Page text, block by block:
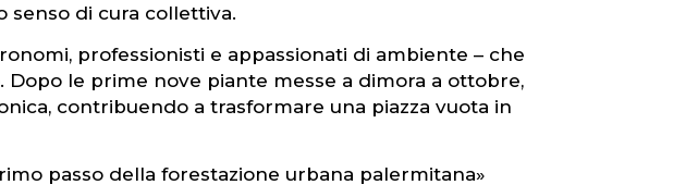
senso di cura collettiva.
professionisti e appassionati di ambiente – che
le prime nove piante messe a dimora a ottobre,
contribuendo a trasformare una piazza vuota in
passo della forestazione urbana palermitana»